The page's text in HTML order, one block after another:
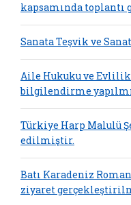
kapsamında
Sanata Teşvik ve
Aile Hukuku ve
bilgilendirme
Türkiye Harp Malulü
edilmiştir.
Batı Karadeniz
ziyaret